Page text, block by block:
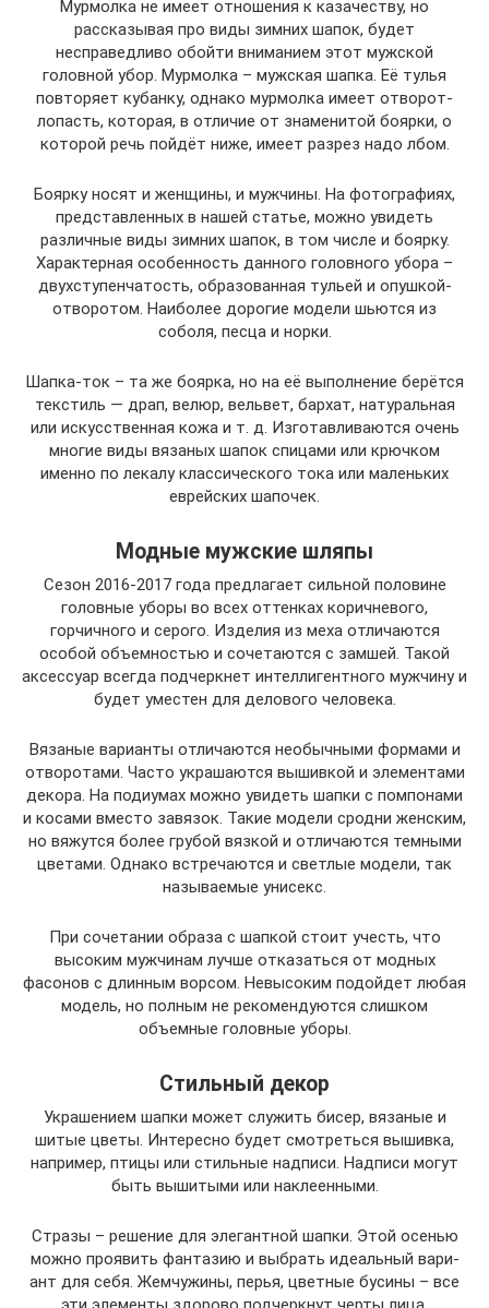
Мурмолка не имеет отношения к казачеству, но
рассказывая про виды зимних шапок, будет
несправедливо обойти вниманием этот мужской
головной убор. Мурмолка – мужская шапка. Её тулья
повторяет кубанку, однако мурмолка имеет отворот-
лопасть, которая, в отличие от знаменитой боярки, о
которой речь пойдёт ниже, имеет разрез надо лбом.
Боярку носят и женщины, и мужчины. На фотографиях,
представленных в нашей статье, можно увидеть
различные виды зимних шапок, в том числе и боярку.
Характерная особенность данного головного убора –
двухступенчатость, образованная тульей и опушкой-
отворотом. Наиболее дорогие модели шьются из
соболя, песца и норки.
Шапка-ток – та же боярка, но на её выполнение берётся
текстиль — драп, велюр, вельвет, бархат, натуральная
или искусственная кожа и т. д. Изготавливаются очень
многие виды вязаных шапок спицами или крючком
именно по лекалу классического тока или маленьких
еврейских шапочек.
Модные мужские шляпы
Сезон 2016-2017 года предлагает сильной половине
головные уборы во всех оттенках коричневого,
горчичного и серого. Изделия из меха отличаются
особой объемностью и сочетаются с замшей. Такой
аксессуар всегда подчеркнет интеллигентного мужчину и
будет уместен для делового человека.
Вязаные варианты отличаются необычными формами и
отворотами. Часто украшаются вышивкой и элементами
декора. На подиумах можно увидеть шапки с помпонами
и косами вместо завязок. Такие модели сродни женским,
но вяжутся более грубой вязкой и отличаются темными
цветами. Однако встречаются и светлые модели, так
называемые унисекс.
При сочетании образа с шапкой стоит учесть, что
высоким мужчинам лучше отказаться от модных
фасонов с длинным ворсом. Невысоким подойдет любая
модель, но полным не рекомендуются слишком
объемные головные уборы.
Стильный декор
Укра­ше­ни­ем шап­ки может слу­жить бисер, вяза­ные и
шитые цве­ты. Инте­рес­но будет смот­реть­ся вышив­ка,
напри­мер, пти­цы или стиль­ные над­пи­си. Над­пи­си могут
быть выши­ты­ми или наклеенными.
Стра­зы – реше­ние для эле­гант­ной шап­ки. Этой осе­нью
мож­но про­явить фан­та­зию и выбрать иде­аль­ный вари­
ант для себя. Жем­чу­жи­ны, перья, цвет­ные буси­ны – все